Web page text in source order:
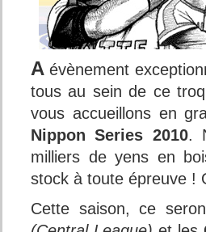
A évènement
tous au sein de ce
vous accueillons en
Nippon Series 2010.
milliers de yens en
stock à toute épreuve !
Cette saison, ce